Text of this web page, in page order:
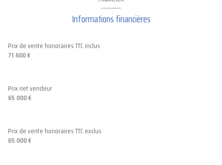
Informations financières
Prix de vente honoraires TTC inclus
71 600 €
Prix net vendeur
65 000 €
Prix de vente honoraires TTC exclus
65 000 €